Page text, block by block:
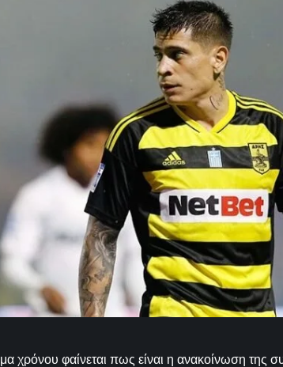
χρόνου φαίνεται πως είναι η ανακοίνωση της